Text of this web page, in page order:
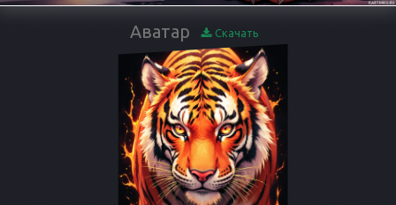
Аватар Скачать